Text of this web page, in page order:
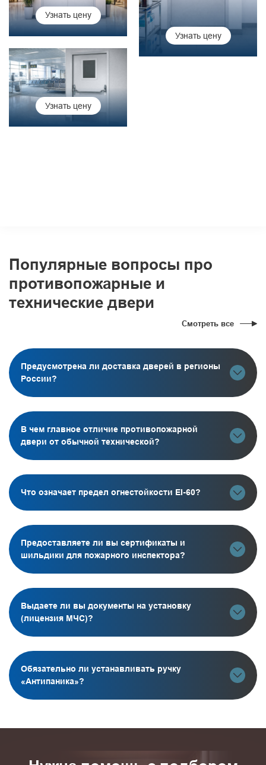
Узнать цену
Узнать цену
Узнать цену
Популярные вопросы про
противопожарные и
технические двери
Смотреть все
Предусмотрена ли доставка дверей в регионы
России?
В чем главное отличие противопожарной
двери от обычной технической?
Что означает предел огнестойкости EI-60?
Предоставляете ли вы сертификаты и
шильдики для пожарного инспектора?
Выдаете ли вы документы на установку
(лицензия МЧС)?
Обязательно ли устанавливать ручку
«Антипаника»?